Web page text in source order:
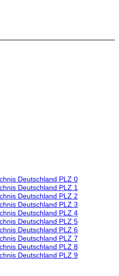
Deutschland PLZ 0
Deutschland PLZ 1
Deutschland PLZ 2
Deutschland PLZ 3
Deutschland PLZ 4
Deutschland PLZ 5
Deutschland PLZ 6
Deutschland PLZ 7
Deutschland PLZ 8
Deutschland PLZ 9